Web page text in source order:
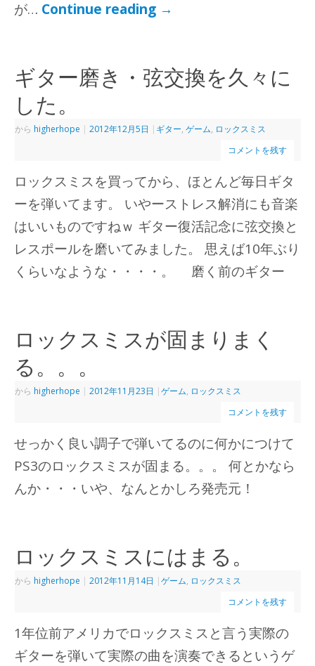
が… Continue reading →
ギター磨き・弦交換を久々に
した。
から higherhope | 2012年12月5日 | ギター,ゲーム, ロックスミス
コメントを残す
ロックスミスを買ってから、ほとんど毎日ギタ
ーを弾いてます。 いやーストレス解消にも音楽
はいいものですねｗ ギター復活記念に弦交換と
レスポールを磨いてみました。 思えば10年ぶり
くらいなような・・・・。 磨く前のギター
ロックスミスが固まりまく
る。。。
から higherhope | 2012年11月23日 |ゲーム, ロックスミス
コメントを残す
せっかく良い調子で弾いてるのに何かにつけて
PS3のロックスミスが固まる。。。 何とかなら
んか・・・いや、なんとかしろ発売元！
ロックスミスにはまる。
から higherhope | 2012年11月14日 |ゲーム, ロックスミス
コメントを残す
1年位前アメリカでロックスミスと言う実際の
ギターを弾いて実際の曲を演奏できるというゲ